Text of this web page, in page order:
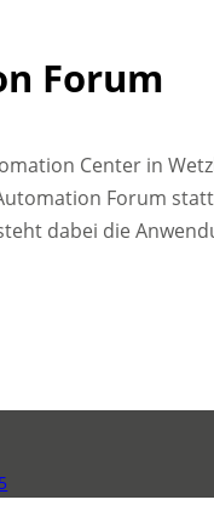
Forum
Center in
Forum
dabei die